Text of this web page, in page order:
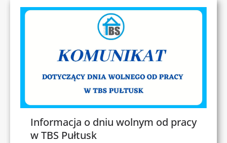
Informacja o dniu wolnym od pracy
w TBS Pułtusk